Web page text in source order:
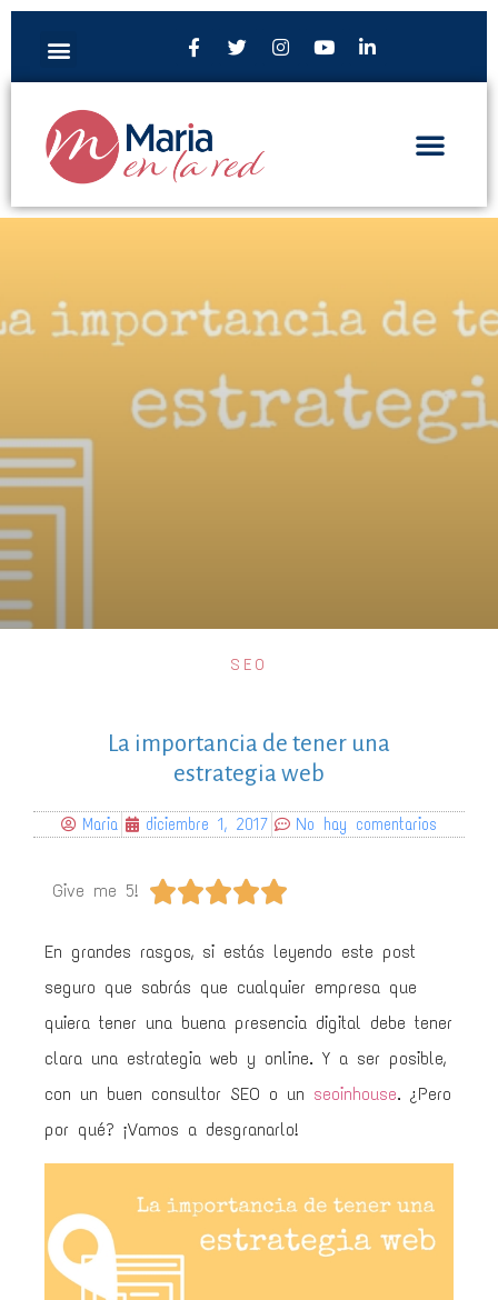
SEO
La importancia de tener una
estrategia web
Maria diciembre 1, 2017 No hay comentarios
Give me 5! 
En grandes rasgos, si estás leyendo este post
seguro que sabrás que cualquier empresa que
quiera tener una buena presencia digital debe tener
clara una estrategia web y online. Y a ser posible,
con un buen consultor SEO o un seoinhouse. ¿Pero
por qué? ¡Vamos a desgranarlo!